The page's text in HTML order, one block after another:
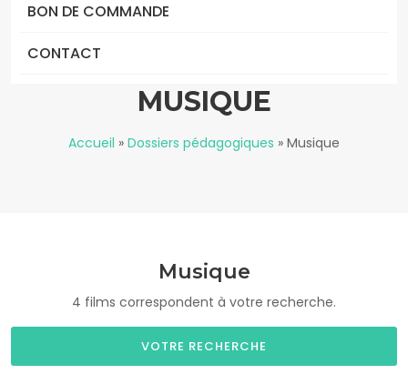
BON DE COMMANDE
CONTACT
MUSIQUE
Accueil » Dossiers pédagogiques » Musique
Musique
4 films correspondent à votre recherche.
VOTRE RECHERCHE